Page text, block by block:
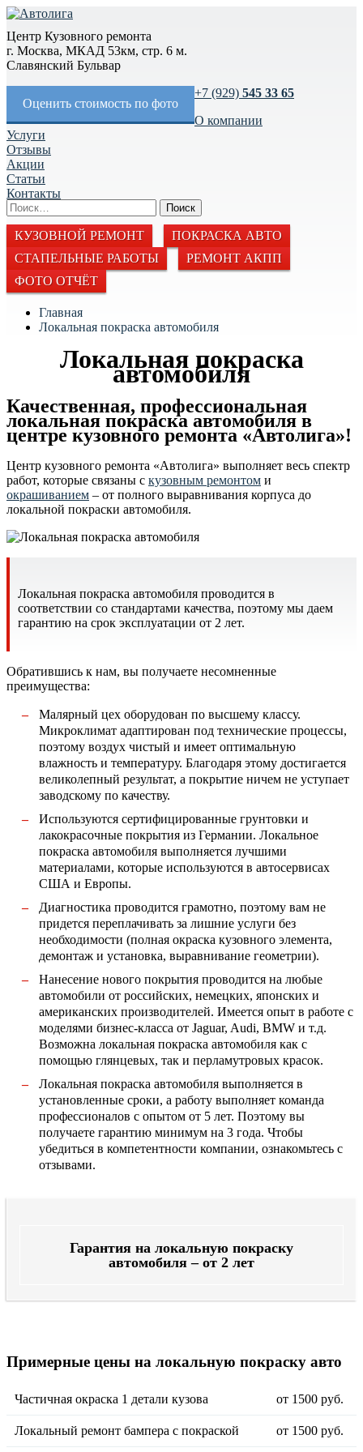
Центр Кузовного ремонта
г. Москва, МКАД 53км, стр. 6 м.
Славянский Бульвар
Оценить стоимость по фото
+7 (929) 545 33 65
О компании
Услуги
Отзывы
Акции
Статьи
Контакты
КУЗОВНОЙ РЕМОНТ
ПОКРАСКА АВТО
СТАПЕЛЬНЫЕ РАБОТЫ
РЕМОНТ АКПП
ФОТО ОТЧЁТ
Главная
Локальная покраска автомобиля
Локальная покраска
автомобиля
Качественная, профессиональная
локальная покраска автомобиля в
центре кузовного ремонта «Автолига»!
Центр кузовного ремонта «Автолига» выполняет весь спектр
работ, которые связаны с кузовным ремонтом и
окрашиванием – от полного выравнивания корпуса до
локальной покраски автомобиля.
Локальная покраска автомобиля проводится в
соответствии со стандартами качества, поэтому мы даем
гарантию на срок эксплуатации от 2 лет.
Обратившись к нам, вы получаете несомненные
преимущества:
Малярный цех оборудован по высшему классу.
Микроклимат адаптирован под технические процессы,
поэтому воздух чистый и имеет оптимальную
влажность и температуру. Благодаря этому достигается
великолепный результат, а покрытие ничем не уступает
заводскому по качеству.
Используются сертифицированные грунтовки и
лакокрасочные покрытия из Германии. Локальное
покраска автомобиля выполняется лучшими
материалами, которые используются в автосервисах
США и Европы.
Диагностика проводится грамотно, поэтому вам не
придется переплачивать за лишние услуги без
необходимости (полная окраска кузовного элемента,
демонтаж и установка, выравнивание геометрии).
Нанесение нового покрытия проводится на любые
автомобили от российских, немецких, японских и
американских производителей. Имеется опыт в работе с
моделями бизнес-класса от Jaguar, Audi, BMW и т.д.
Возможна локальная покраска автомобиля как с
помощью глянцевых, так и перламутровых красок.
Локальная покраска автомобиля выполняется в
установленные сроки, а работу выполняет команда
профессионалов с опытом от 5 лет. Поэтому вы
получаете гарантию минимум на 3 года. Чтобы
убедиться в компетентности компании, ознакомьтесь с
отзывами.
Гарантия на локальную покраску
автомобиля – от 2 лет
Примерные цены на локальную покраску авто
Частичная окраска 1 детали кузова от 1500 руб.
Локальный ремонт бампера с покраской от 1500 руб.